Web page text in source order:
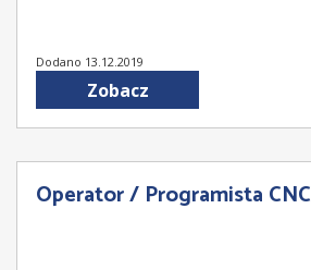
Dodano 13.12.2019
Zobacz
Operator / Programista CNC